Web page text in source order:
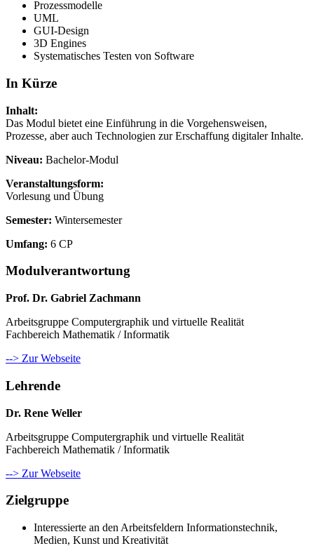
Prozessmodelle
UML
GUI-Design
3D Engines
Systematisches Testen von Software
In Kürze
Inhalt:
Das Modul bietet eine Einführung in die Vorgehensweisen,
Prozesse, aber auch Technologien zur Erschaffung digitaler Inhalte.
Niveau: Bachelor-Modul
Veranstaltungsform:
Vorlesung und Übung
Semester: Wintersemester
Umfang: 6 CP
Modulverantwortung
Prof. Dr. Gabriel Zachmann
Arbeitsgruppe Computergraphik und virtuelle Realität
Fachbereich Mathematik / Informatik
--> Zur Webseite
Lehrende
Dr. Rene Weller
Arbeitsgruppe Computergraphik und virtuelle Realität
Fachbereich Mathematik / Informatik
--> Zur Webseite
Zielgruppe
Interessierte an den Arbeitsfeldern Informationstechnik,
Medien, Kunst und Kreativität